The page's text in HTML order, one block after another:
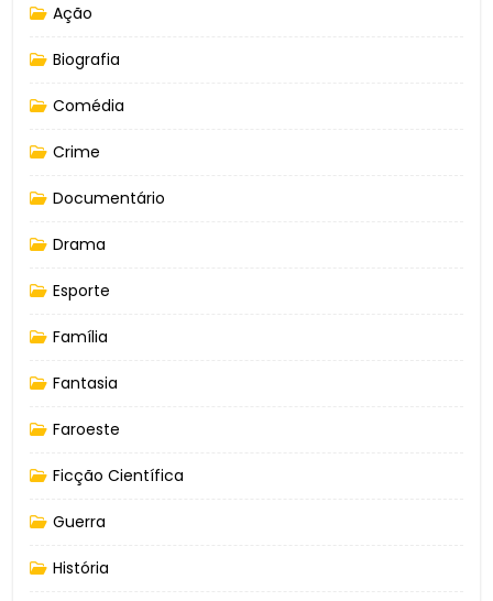
Ação
Biografia
Comédia
Crime
Documentário
Drama
Esporte
Família
Fantasia
Faroeste
Ficção Científica
Guerra
História